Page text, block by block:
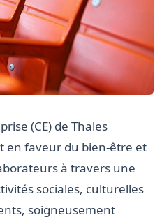
(CE) de Thales
en faveur du bien-être et
à travers une
sociales, culturelles
soigneusement